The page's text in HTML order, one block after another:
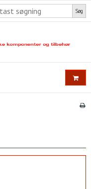
Søg